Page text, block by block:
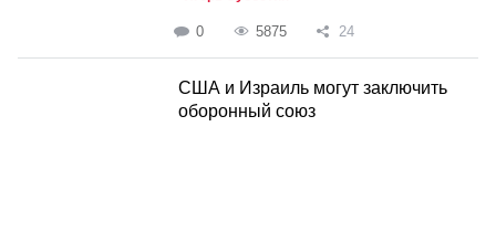
0 5875 24
США и Израиль могут заключить
оборонный союз